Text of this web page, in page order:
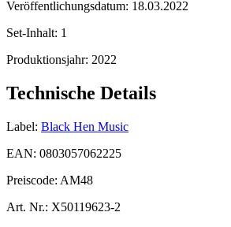
Veröffentlichungsdatum: 18.03.2022
Set-Inhalt: 1
Produktionsjahr: 2022
Technische Details
Label: Black Hen Music
EAN: 0803057062225
Preiscode: AM48
Art. Nr.: X50119623-2